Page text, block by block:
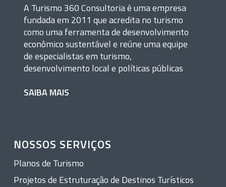
A Turismo 360 Consultoria é uma empresa
fundada em 2011 que acredita no turismo
como uma ferramenta de desenvolvimento
econômico sustentável e reúne uma equipe
de especialistas em turismo,
desenvolvimento local e políticas públicas
SAIBA MAIS
NOSSOS SERVIÇOS
Planos de Turismo
Projetos de Estruturação de Destinos Turísticos